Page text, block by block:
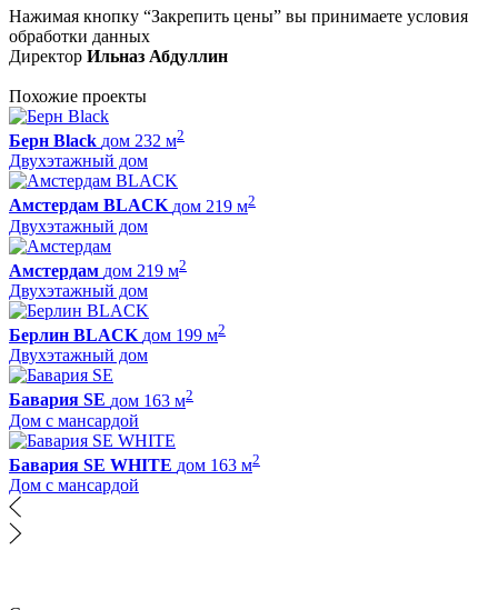
Нажимая кнопку “Закрепить цены” вы принимаете условия
обработки данных
Директор Ильназ Абдуллин
Похожие проекты
Берн Black дом 232 м2
Двухэтажный дом
Амстердам BLACK дом 219 м2
Двухэтажный дом
Амстердам дом 219 м2
Двухэтажный дом
Берлин BLACK дом 199 м2
Двухэтажный дом
Бавария SE дом 163 м2
Дом с мансардой
Бавария SE WHITE дом 163 м2
Дом с мансардой